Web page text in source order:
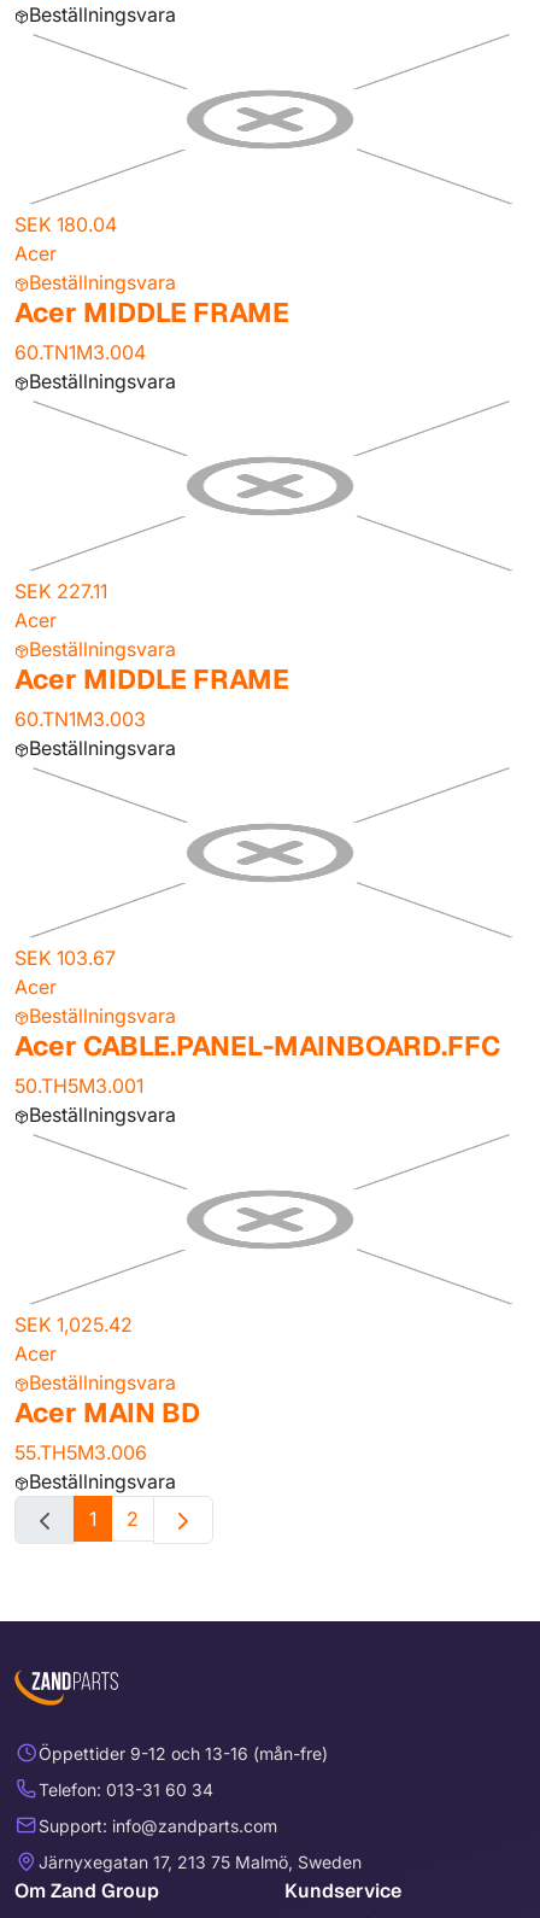
Beställningsvara
SEK 180.04
Acer
Beställningsvara
Acer MIDDLE FRAME
60.TN1M3.004
Beställningsvara
SEK 227.11
Acer
Beställningsvara
Acer MIDDLE FRAME
60.TN1M3.003
Beställningsvara
SEK 103.67
Acer
Beställningsvara
Acer CABLE.PANEL-MAINBOARD.FFC
50.TH5M3.001
Beställningsvara
SEK 1,025.42
Acer
Beställningsvara
Acer MAIN BD
55.TH5M3.006
Beställningsvara
1
2
Öppettider 9-12 och 13-16 (mån-fre)
Telefon: 013-31 60 34
Support: info@zandparts.com
Järnyxegatan 17, 213 75 Malmö, Sweden
Om Zand Group Kundservice